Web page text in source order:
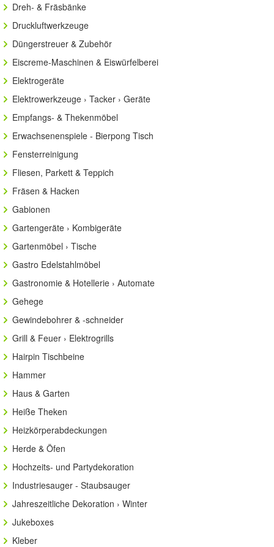
Dreh- & Fräsbänke
Druckluftwerkzeuge
Düngerstreuer & Zubehör
Eiscreme-Maschinen & Eiswürfelberei
Elektrogeräte
Elektrowerkzeuge › Tacker › Geräte
Empfangs- & Thekenmöbel
Erwachsenenspiele - Bierpong Tisch
Fensterreinigung
Fliesen, Parkett & Teppich
Fräsen & Hacken
Gabionen
Gartengeräte › Kombigeräte
Gartenmöbel › Tische
Gastro Edelstahlmöbel
Gastronomie & Hotellerie › Automate
Gehege
Gewindebohrer & -schneider
Grill & Feuer › Elektrogrills
Hairpin Tischbeine
Hammer
Haus & Garten
Heiße Theken
Heizkörperabdeckungen
Herde & Öfen
Hochzeits- und Partydekoration
Industriesauger - Staubsauger
Jahreszeitliche Dekoration › Winter
Jukeboxes
Kleber